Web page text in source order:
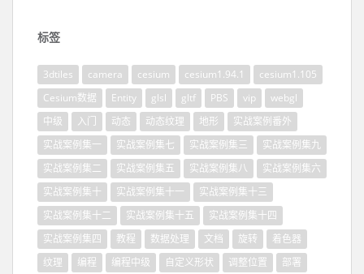
标签
3dtiles camera cesium cesium1.94.1
cesium1.105
Cesium数据
Entity glsl gltf PBS vip
webgl
中级
入门 动态 动态纹理 地形
实战案例番外
实战案例集一
实战案例集七 实战案例集三
实战案例集九
实战案例集二
实战案例集五 实战案例集八
实战案例集六
实战案例集十
实战案例集十一
实战案例集十三
实战案例集十二
实战案例集十五
实战案例集十四
实战案例集四
教程 数据处理 文档 旋转
着色器
纹理
编程 编程中级 自定义形状 调整位置
部署